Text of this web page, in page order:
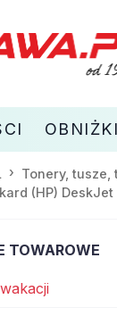
OBNIŻKI
Tonery, tusze,
(HP) DeskJet
TOWAROWE